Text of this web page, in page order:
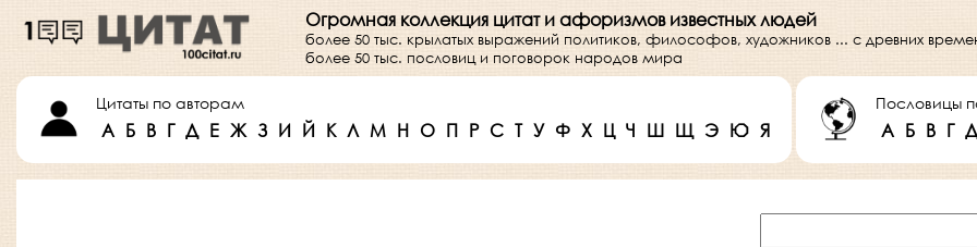
Огромная коллекция цитат и афоризмов известных людей
более 50 тыс. крылатых выражений политиков, философов, художников ... с древних
более 50 тыс. пословиц и поговорок народов мира
Цитаты по авторам
А Б В Г Д Е Ж З И Й К Л М Н О П Р С Т У Ф Х Ц Ч Ш Щ Э Ю Я
Пословицы
А Б В Г Д